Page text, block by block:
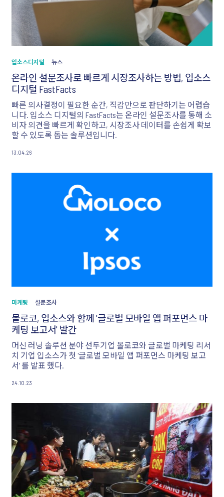
입소스디지털 뉴스
온라인 설문조사로 빠르게 시장조사하는 방법, 입소스
디지털 FastFacts
빠른 의사결정이 필요한 순간, 직감만으로 판단하기는 어렵습
니다. 입소스 디지털의 FastFacts는 온라인 설문조사를 통해 소
비자 의견을 빠르게 확인하고, 시장조사 데이터를 손쉽게 확보
할 수 있도록 돕는 솔루션입니다.
13.04.26
마케팅 설문조사
몰로코, 입소스와 함께 '글로벌 모바일 앱 퍼포먼스 마
케팅 보고서' 발간
머신 러닝 솔루션 분야 선두기업 몰로코와 글로벌 마케팅 리서
치 기업 입소스가 첫 '글로벌 모바일 앱 퍼포먼스 마케팅 보고
서' 를 발표 했다.
24.10.23